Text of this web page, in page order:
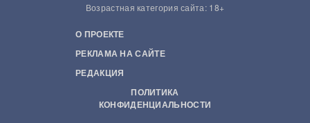
Возрастная категория сайта: 18+
О ПРОЕКТЕ
РЕКЛАМА НА САЙТЕ
РЕДАКЦИЯ
ПОЛИТИКА
КОНФИДЕНЦИАЛЬНОСТИ